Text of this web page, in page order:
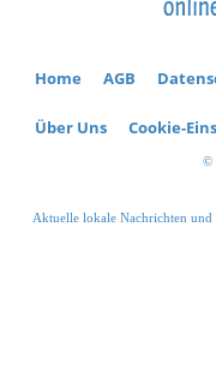
Home AGB
Über Uns Cookie-
©
Aktuelle lokale Nachrichten